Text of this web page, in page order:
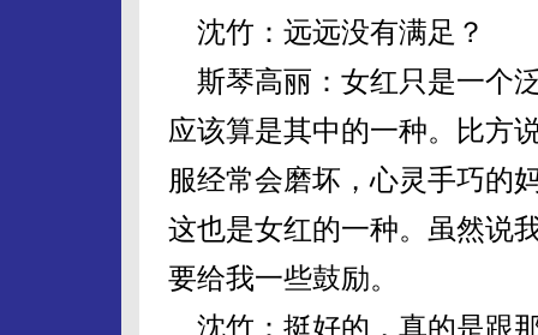
沈竹：远远没有满足？
斯琴高丽：女红只是一个
应该算是其中的一种。比方
服经常会磨坏，心灵手巧的
这也是女红的一种。虽然说
要给我一些鼓励。
沈竹：挺好的，真的是跟